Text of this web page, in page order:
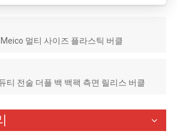
멀티 사이즈 플라스틱 버클
티 전술 더플 백 백팩 측면 릴리스 버클